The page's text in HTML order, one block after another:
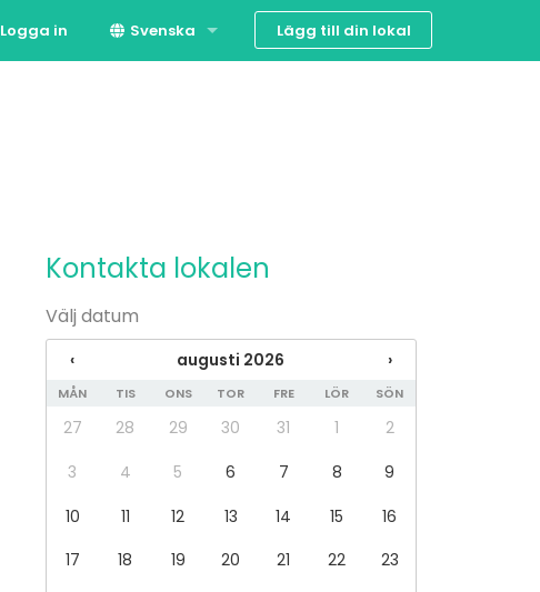
Logga in Svenska Lägg till din lokal
Kontakta lokalen
Välj datum
‹ augusti 2026 ›
MÅN TIS ONS TOR FRE LÖR SÖN
27 28 29 30 31 1
2
3
4 5 6 7 8
9
10
11 12 13 14 15
16
17
18 19 20 21 22
23